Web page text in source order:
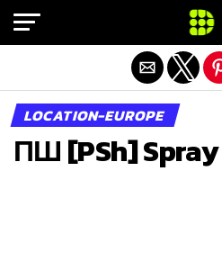
LOCATION-EUROPE
ПШ [PSh]
Exit mobile